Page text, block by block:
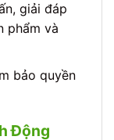
giải đáp
phẩm và
bảo quyền
Động